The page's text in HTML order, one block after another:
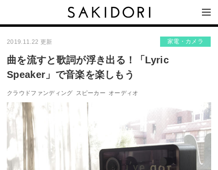
2019.11.22 更新 家電・カメラ
曲を流すと歌詞が浮き出る！「Lyric
Speaker」で音楽を楽しもう
クラウドファンディング スピーカー オーディオ